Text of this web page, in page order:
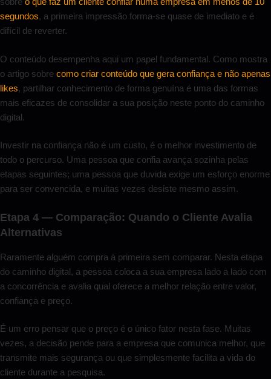
segundos, a primeira impressão forma-se quase de imediato e é
difícil de reverter.
O conteúdo desempenha aqui um papel fundamental. Como mostra
o artigo sobre como criar conteúdo que gera confiança e não apenas
likes, partilhar conhecimento de forma genuína é uma das formas
mais eficazes de consolidar a sua posição neste ponto do caminho
digital.
Investir na confiança não é um custo, é o melhor investimento de
todo o percurso. Uma pessoa que confia avança sozinha pelas
etapas seguintes; uma pessoa que duvida exige um esforço enorme
para ser convencida, e muitas vezes desiste mesmo assim.
Etapa 4 — Comparação: Quando o Cliente Avalia
Alternativas
Raramente alguém compra à primeira sem comparar. Nesta etapa
do caminho digital, a pessoa coloca a sua empresa lado a lado com
a concorrência e avalia qual oferece a melhor relação entre valor,
confiança e preço.
É um erro pensar que o preço é o único fator nesta fase. Muitas
vezes, a decisão pende para a empresa que comunica melhor, que
transmite mais segurança ou que simplesmente facilita a vida do
cliente durante a pesquisa.